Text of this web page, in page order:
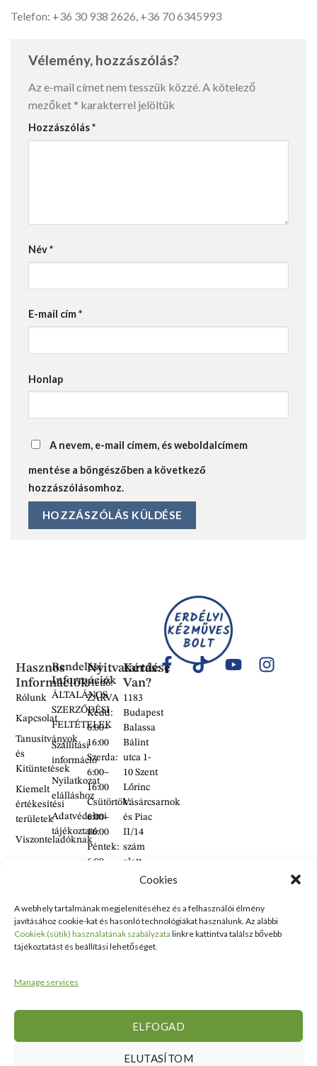
Cookies
A webhely tartalmának megjelenítéséhez és a felhasználói élmény
javításához cookie-kat és hasonló technológiákat használunk. Az alábbi
Cookiek (sütik) használatának szabályzata linkre kattintva találsz bővebb
tájékoztatást és beállítási lehetőséget.
Manage services
ELFOGAD
ELUTASÍTOM
Telefon: +36 30 938 2626, +36 70 6345993
Vélemény, hozzászólás?
Az e-mail címet nem tesszük közzé.A kötelező
mezőket * karakterrel jelöltük
Hozzászólás*
Név*
E-mail cím*
Honlap
A nevem, e-mail címem, és weboldalcímem
mentése a böngészőben a következő
hozzászólásomhoz.
Hasznos
Információk
Rólunk
Kapcsolat
Tanusítványok
és
Kitüntetések
Kiemelt
értékesítési
területek
Viszonteladóknak
Rendelési
Információk
ÁLTALÁNOS
SZERZŐDÉSI
FELTÉTELEK
Szállítási
információ
Nyilatkozat
elálláshoz
Adatvédelmi
tájékoztató
Kérdése
Van?
1183
Budapest
Balassa
Bálint
utca 1-
10 Szent
Lőrinc
Vásárcsarnok
és Piac
II/14
szám
alatt
található
+36 30
938
2626
Nyitvatartás:
Hétfő:
ZÁRVA
Kedd:
6:00–
16:00
Szerda:
6:00–
16:00
Csütörtök:
6:00–
16:00
Péntek:
6:00–
6:00–
14:00
Vasárnap:
ZÁRVA